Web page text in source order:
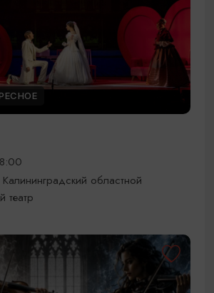
областной
театр